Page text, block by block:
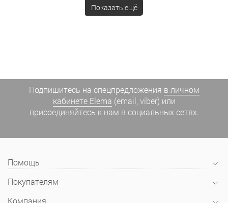
Показать ещё
Подпишитесь на спецпредложения в личном
кабинете Elema (email, viber) или
присоединяйтесь к нам в социальных сетях.
Помощь
Покупателям
Компания